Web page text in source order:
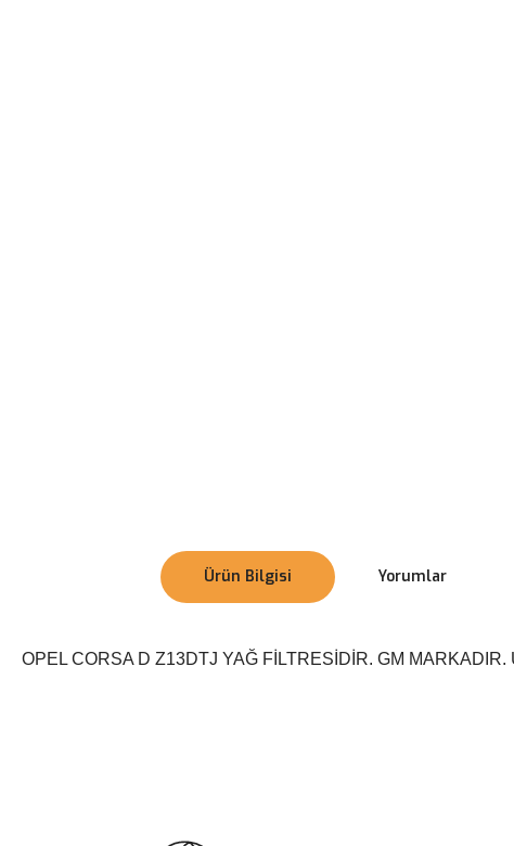
Ürün Bilgisi Yorumlar
OPEL CORSA D Z13DTJ YAĞ FİLTRESİDİR. GM MARKADIR.